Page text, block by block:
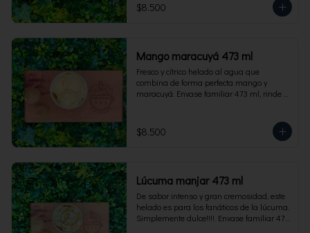
$8.500
Mango maracuyá 473 ml
Fresco y cítrico helado al agua que
combina de forma perfecta mango y
maracuyá. Envase familiar 473 ml, rinde 4
$8.500
Lúcuma manjar 473 ml
De sabor intenso y gran cremosidad, este
helado es para los fanáticos de la lúcuma.
Simplemente dulce!!!!. Envase familiar 473